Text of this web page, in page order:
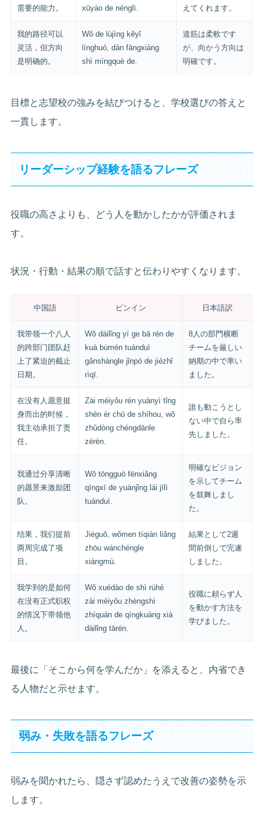
需要的能力。
xūyào de nénglì.
えてくれます。
我的路径可以
灵活，但方向
是明确的。
Wǒ de lùjìng kěyǐ
línghuó, dàn fāngxiàng
shì míngquè de.
道筋は柔軟です
が、向かう方向は
明確です。
目標と志望校の強みを結びつけると、学校選びの答えと
一貫します。
リーダーシップ経験を語るフレーズ
役職の高さよりも、どう人を動かしたかが評価されま
す。
状況・行動・結果の順で話すと伝わりやすくなります。
中国語 ピンイン 日本語訳
我带领一个八人
的跨部门团队赶
上了紧迫的截止
日期。
Wǒ dàilǐng yí ge bā rén de
kuà bùmén tuánduì
gǎnshàngle jǐnpò de jiézhǐ
rìqī.
8人の部門横断
チームを厳しい
納期の中で率い
ました。
在没有人愿意挺
身而出的时候，
我主动承担了责
任。
Zài méiyǒu rén yuànyì tǐng
shēn ér chū de shíhou, wǒ
zhǔdòng chéngdānle
zérèn.
誰も動こうとし
ない中で自ら率
先しました。
我通过分享清晰
的愿景来激励团
队。
Wǒ tōngguò fēnxiǎng
qīngxī de yuànjǐng lái jīlì
tuánduì.
明確なビジョン
を示してチーム
を鼓舞しまし
た。
结果，我们提前
两周完成了项
目。
Jiéguǒ, wǒmen tíqián liǎng
zhōu wánchéngle
xiàngmù.
結果として2週
間前倒しで完遂
しました。
我学到的是如何
在没有正式职权
的情况下带领他
人。
Wǒ xuédào de shì rúhé
zài méiyǒu zhèngshì
zhíquán de qíngkuàng xià
dàilǐng tārén.
役職に頼らず人
を動かす方法を
学びました。
最後に「そこから何を学んだか」を添えると、内省でき
る人物だと示せます。
弱み・失敗を語るフレーズ
弱みを聞かれたら、隠さず認めたうえで改善の姿勢を示
します。